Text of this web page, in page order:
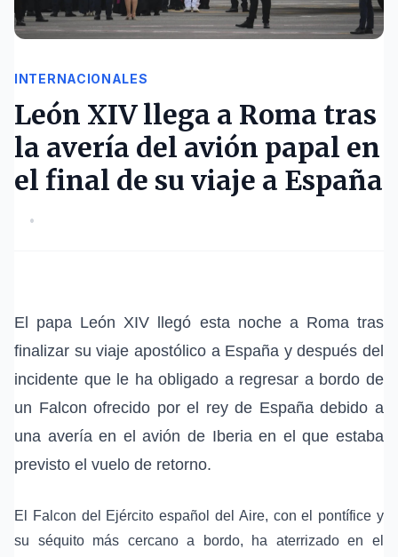
INTERNACIONALES
León XIV llega a Roma tras
la avería del avión papal en
el final de su viaje a España
•
El papa León XIV llegó esta noche a Romatras
finalizar suviaje apostólicoa España y después del
incidente que le ha obligado a regresar a bordo de
un Falcon ofrecido por el rey de Españadebido a
una avería en elavión de Iberiaen el que estaba
previsto el vuelo de retorno.
El Falcon del Ejército español del Aire, con el pontífice y
su séquito más cercano a bordo, ha aterrizado en el